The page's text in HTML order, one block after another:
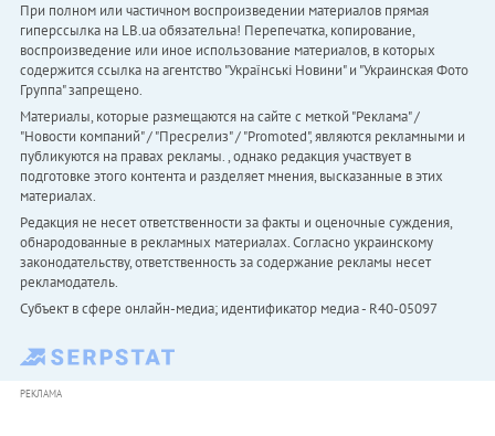
При полном или частичном воспроизведении материалов прямая
гиперссылка на LB.ua обязательна! Перепечатка, копирование,
воспроизведение или иное использование материалов, в которых
содержится ссылка на агентство "Українськi Новини" и "Украинская Фото
Группа" запрещено.
Материалы, которые размещаются на сайте с меткой "Реклама" /
"Новости компаний" / "Пресрелиз" / "Promoted", являются рекламными и
публикуются на правах рекламы. , однако редакция участвует в
подготовке этого контента и разделяет мнения, высказанные в этих
материалах.
Редакция не несет ответственности за факты и оценочные суждения,
обнародованные в рекламных материалах. Согласно украинскому
законодательству, ответственность за содержание рекламы несет
рекламодатель.
Субъект в сфере онлайн-медиа; идентификатор медиа - R40-05097
РЕКЛАМА